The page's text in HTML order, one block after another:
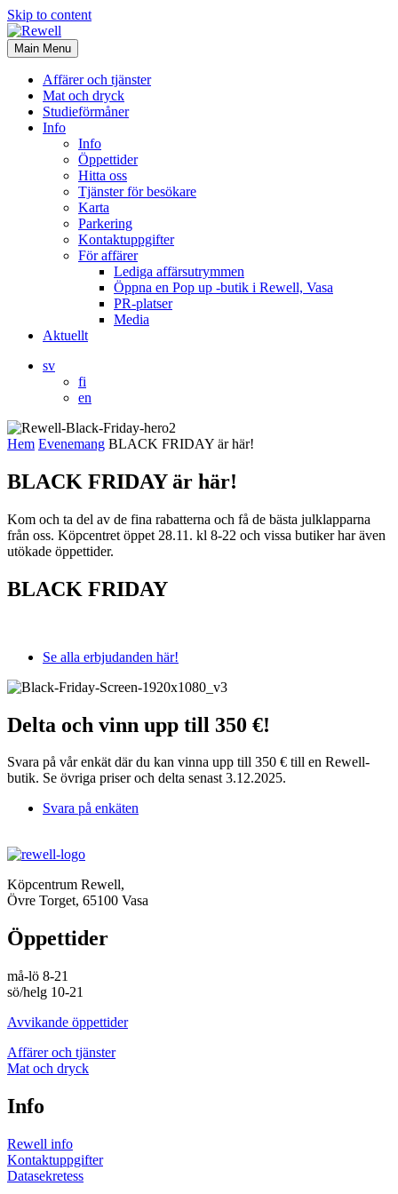
Skip to content
Main Menu
Affärer och tjänster
Mat och dryck
Studieförmåner
Info
Info
Öppettider
Hitta oss
Tjänster för besökare
Karta
Parkering
Kontaktuppgifter
För affärer
Lediga affärsutrymmen
Öppna en Pop up -butik i Rewell, Vasa
PR-platser
Media
Aktuellt
sv
fi
en
Hem Evenemang BLACK FRIDAY är här!
BLACK FRIDAY är här!
Kom och ta del av de fina rabatterna och få de bästa julklapparna
från oss. Köpcentret öppet 28.11. kl 8-22 och vissa butiker har även
utökade öppettider.
BLACK FRIDAY
Se alla erbjudanden här!
Delta och vinn upp till 350 €!
Svara på vår enkät där du kan vinna upp till 350 € till en Rewell-
butik. Se övriga priser och delta senast 3.12.2025.
Svara på enkäten
Köpcentrum Rewell,
Övre Torget, 65100 Vasa
Öppettider
må-lö 8-21
sö/helg 10-21
Avvikande öppettider
Affärer och tjänster
Mat och dryck
Info
Rewell info
Kontaktuppgifter
Datasekretess